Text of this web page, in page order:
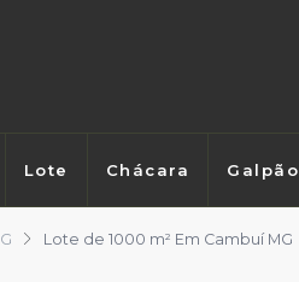
Lote Chácara Galpão
Lote de 1000 m² Em Cambuí MG